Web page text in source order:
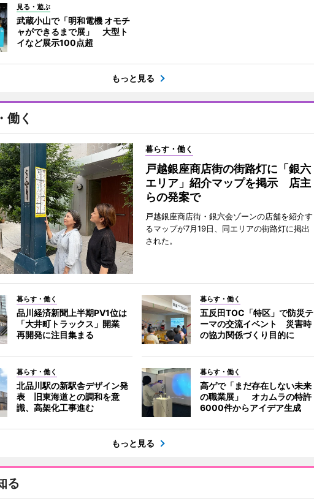
見る・遊ぶ
武蔵小山で「明和電機 オモチ
ャができるまで展」 大型ト
イなど展示100点超
もっと見る
働く
暮らす・働く
戸越銀座商店街の街路灯に「銀六
エリア」紹介マップを掲示 店主
らの発案で
戸越銀座商店街・銀六会ゾーンの店舗を紹介す
るマップが7月19日、同エリアの街路灯に掲出
された。
暮らす・働く
品川経済新聞上半期PV1位は
「大井町トラックス」開業
再開発に注目集まる
暮らす・働く
五反田TOC「特区」で防災テ
ーマの交流イベント 災害時
の協力関係づくり目的に
暮らす・働く
北品川駅の新駅舎デザイン発
表 旧東海道との調和を意
識、高架化工事進む
暮らす・働く
高ゲで「まだ存在しない未来
の職業展」 オカムラの特許
6000件からアイデア生成
もっと見る
る